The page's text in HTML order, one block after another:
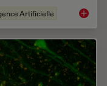
Artificielle